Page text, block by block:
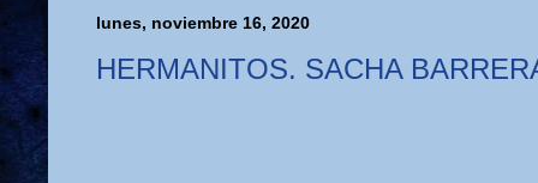
lunes, noviembre 16, 2020
HERMANITOS. SACHA